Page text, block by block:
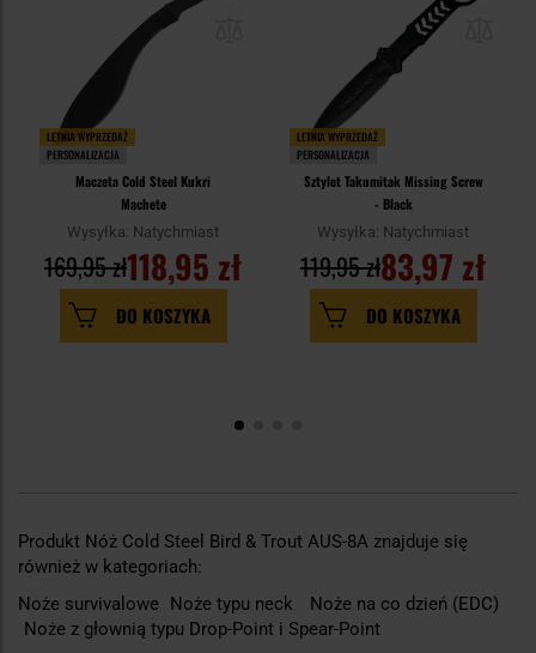
LETNIA WYPRZEDAŻ
PERSONALIZACJA
Maczeta Cold Steel Kukri
Machete
Wysyłka: Natychmiast
118,95 zł
169,95 zł
DO KOSZYKA
LETNIA WYPRZEDAŻ
PERSONALIZACJA
Sztylet Takumitak Missing Screw
- Black
Wysyłka: Natychmiast
83,97 zł
119,95 zł
DO KOSZYKA
Produkt Nóż Cold Steel Bird & Trout AUS-8A znajduje się
również w kategoriach:
Noże survivalowe Noże typu neck
Noże na co dzień (EDC)
Noże z głownią typu Drop-Point i Spear-Point